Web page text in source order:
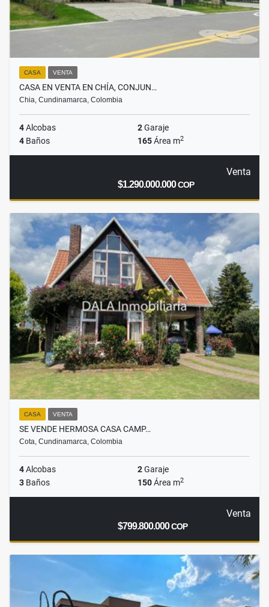
CASA VENTA
CASA EN VENTA EN CHÍA, CONJUN…
Chia, Cundinamarca, Colombia
4Alcobas 2Garaje
4 Baños 165Área m2
Venta
$1.290.000.000COP
CASA VENTA
SE VENDE HERMOSA CASA CAMP…
Cota, Cundinamarca, Colombia
4Alcobas 2Garaje
3 Baños 150Área m2
Venta
$799.800.000COP